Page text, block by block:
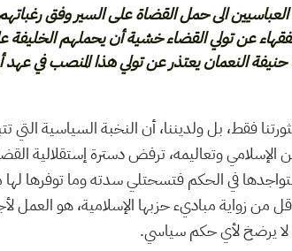
الى حمل القضاة على السير وفق
عن تولي القضاء خشية أن يحملهم الخليفة
حنيفة النعمان يعتذر عن تولي هذا المنصب في عهد
فقط، بل ولديننا، أن النخبة السياسية التي
الإسلامي وتعاليمه، ترفض دسترة إستقلالية
لتواجدها في الحكم فتسحتلي سدته وما توفرها
من زواية مباديء حزبها الإسلامية، هو
لا يرضخ لأي حكم سياسي.